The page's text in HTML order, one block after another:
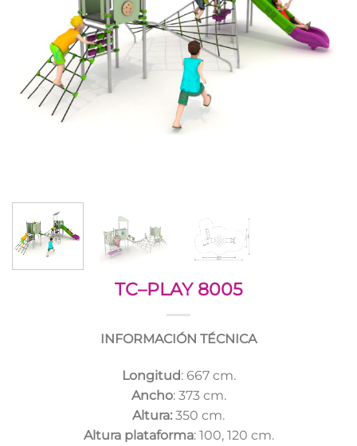
TC–PLAY 8005
INFORMACIÓN TÉCNICA
Longitud: 667 cm.
Ancho: 373 cm.
Altura: 350 cm.
Altura plataforma: 100, 120 cm.